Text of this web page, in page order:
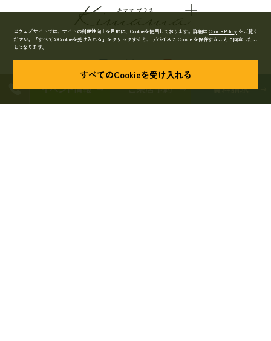
当ウェブサイトでは、サイトの利便性向上を目的に、Cookieを使用しております。詳細はCookie Policy をご覧く
ださい。
「すべてのCookieを受け入れる」をクリックすると、デバイスに Cookie を保存することに同意したこ
とになります。
すべてのCookieを受け入れる